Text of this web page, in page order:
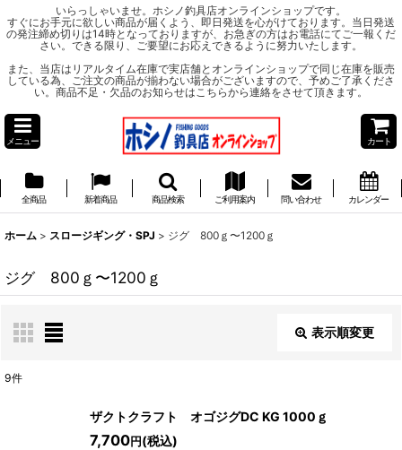
いらっしゃいませ。ホシノ釣具店オンラインショップです。
すぐにお手元に欲しい商品が届くよう、即日発送を心がけております。当日発送
の発注締め切りは14時となっておりますが、お急ぎの方はお電話にてご一報くだ
さい。できる限り、ご要望にお応えできるように努力いたします。
また、当店はリアルタイム在庫で実店舗とオンラインショップで同じ在庫を販売
している為、ご注文の商品が揃わない場合がございますので、予めご了承くださ
い。商品不足・欠品のお知らせはこちらから連絡をさせて頂きます。
メニュー カート
全商品 新着商品 商品検索 ご利用案内 問い合わせ カレンダー
ホーム > スロージギング・SPJ > ジグ 800ｇ〜1200ｇ
ジグ 800ｇ〜1200ｇ
表示順変更
9件
ザクトクラフト オゴジグDC KG 1000ｇ
7,700円(税込)